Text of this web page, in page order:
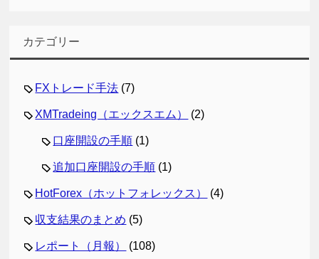
カテゴリー
FXトレード手法 (7)
XMTradeing（エックスエム） (2)
口座開設の手順 (1)
追加口座開設の手順 (1)
HotForex（ホットフォレックス） (4)
収支結果のまとめ (5)
レポート（月報） (108)